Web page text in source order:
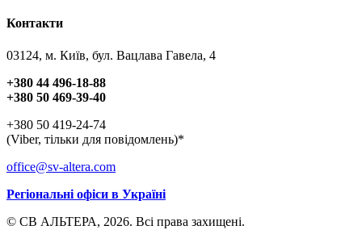
Контакти
03124, м. Київ, бул. Вацлава Гавела, 4
+380 44 496-18-88
+380 50 469-39-40
+380 50 419-24-74
(Viber, тільки для повідомлень)*
office@sv-altera.com
Регіональні офіси в Україні
© СВ АЛЬТЕРА, 2026. Всі права захищені.